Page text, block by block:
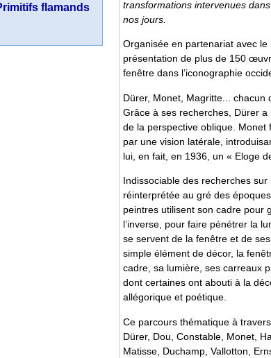
transformations intervenues
nos jours.
Organisée en partenariat avec le
présentation de plus de 150
fenêtre dans l’iconographie
Dürer, Monet, Magritte... chacun
Grâce à ses recherches, Dürer
de la perspective oblique.
par une vision latérale,
lui, en fait, en 1936, un « Eloge
Indissociable des recherches sur
réinterprétée au gré des
peintres utilisent son cadre pour
l’inverse, pour faire pénétrer la
se servent de la fenêtre et de
simple élément de décor, la
cadre, sa lumière, ses carreaux
dont certaines ont abouti à la
allégorique et poétique.
Ce parcours thématique à
Dürer, Dou, Constable, Monet,
Matisse, Duchamp, Vallotton,
flamands